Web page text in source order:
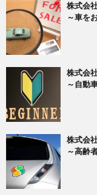
株式会
～車を
株式会
～自動
株式会
～高齢